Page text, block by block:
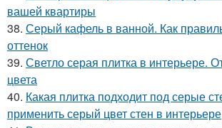
вашей квартиры
38. Серый кафель в ванной. Как
оттенок
39. Светло серая плитка в интерьере.
цвета
40. Какая плитка подходит под серые
применить серый цвет стен в интерьере